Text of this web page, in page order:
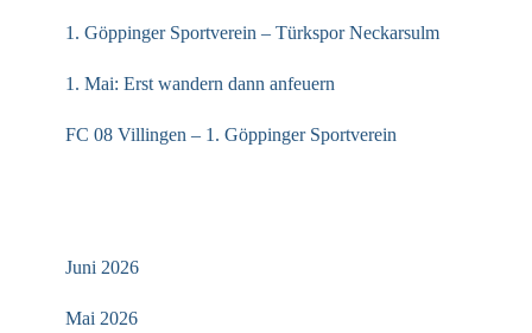
1. Göppinger Sportverein – Türkspor Neckarsulm
1. Mai: Erst wandern dann anfeuern
FC 08 Villingen – 1. Göppinger Sportverein
Juni 2026
Mai 2026